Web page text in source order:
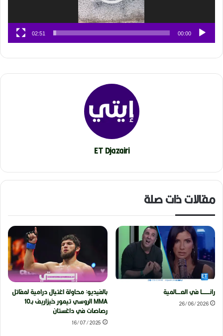
00:00
02:51
ET Djazairi
مقالات ذات صلة
رانــــــــا في العــــالمية
26/06/2026
بالفيديو: محاولة اغتيال درامية لمقاتل
MMA الروسي تيمور خيزاريف بـ10
رصاصات في داغستان
16/07/2025